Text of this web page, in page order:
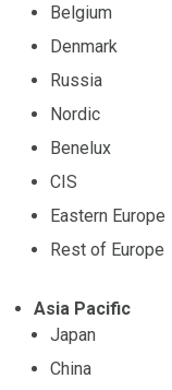
Belgium
Denmark
Russia
Nordic
Benelux
CIS
Eastern Europe
Rest of Europe
Asia Pacific
Japan
China